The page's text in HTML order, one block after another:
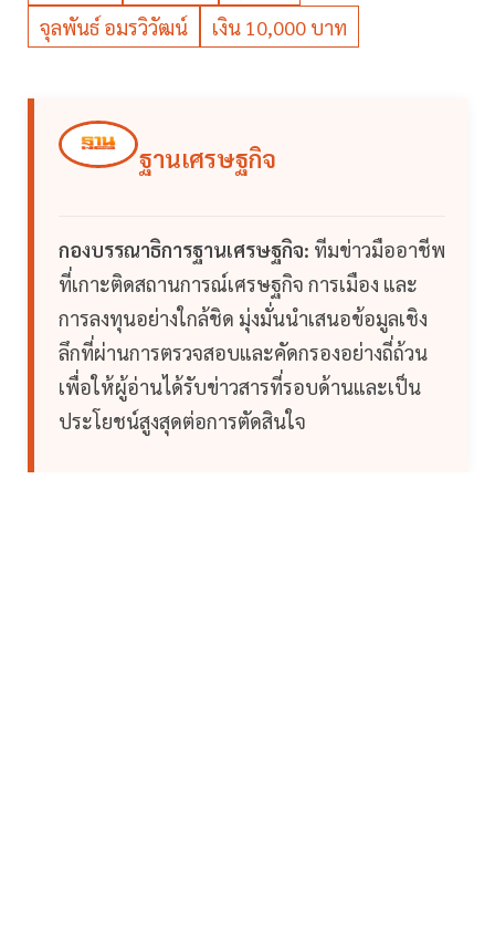
จุลพันธ์ อมรวิวัฒน์
เงิน 10,000 บาท
ฐานเศรษฐกิจ
กองบรรณาธิการฐานเศรษฐกิจ: ทีมข่าวมืออาชีพ
ที่เกาะติดสถานการณ์เศรษฐกิจ การเมือง และ
การลงทุนอย่างใกล้ชิด มุ่งมั่นนำเสนอข้อมูลเชิง
ลึกที่ผ่านการตรวจสอบและคัดกรองอย่างถี่ถ้วน
เพื่อให้ผู้อ่านได้รับข่าวสารที่รอบด้านและเป็น
ประโยชน์สูงสุดต่อการตัดสินใจ